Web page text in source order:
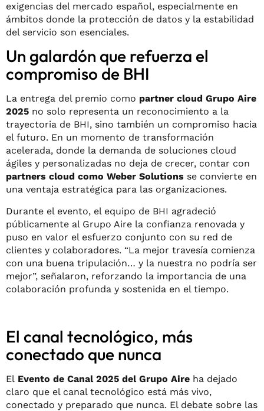
exigencias del mercado español, especialmente en
ámbitos donde la protección de datos y la estabilidad
del servicio son esenciales.
Un galardón que refuerza el
compromiso de BHI
La entrega del premio como partner cloud Grupo Aire
2025 no solo representa un reconocimiento a la
trayectoria de BHI, sino también un compromiso hacia
el futuro. En un momento de transformación
acelerada, donde la demanda de soluciones cloud
ágiles y personalizadas no deja de crecer, contar con
partners cloud como Weber Solutions se convierte en
una ventaja estratégica para las organizaciones.
Durante el evento, el equipo de BHI agradeció
públicamente al Grupo Aire la confianza renovada y
puso en valor el esfuerzo conjunto con su red de
clientes y colaboradores. “La mejor travesía comienza
con una buena tripulación… y la nuestra no podría ser
mejor”, señalaron, reforzando la importancia de una
colaboración profunda y sostenida en el tiempo.
El canal tecnológico, más
conectado que nunca
El Evento de Canal 2025 del Grupo Aire ha dejado
claro que el canal tecnológico está más vivo,
conectado y preparado que nunca. El debate sobre las